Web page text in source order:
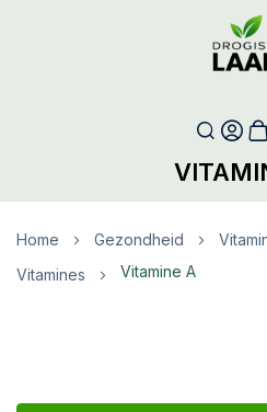
Home Gezondheid
Vitamines
Vitamine A